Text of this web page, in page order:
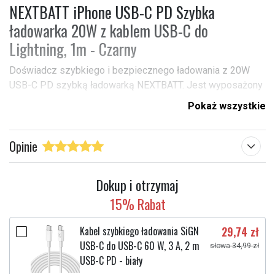
NEXTBATT iPhone USB-C PD Szybka
ładowarka 20W z kablem USB-C do
Lightning, 1m - Czarny
Doświadcz szybkiego i bezpiecznego ładowania z 20W
USB-C PD szybką ładowarką NEXTBATT. Jest wyposażony
w technologię Ładowanie Power Delivery, która zapewnia
urządzeń z złączem Lightning. Kompaktowy i elegancki
design sprawia, że jest idealny zarówno do domu, biura, jak
iPhone 14 Pro Max, iPhone 14 Pro, iPhone 14 Plus, iPhone
14,
iPhone 13 Pro Max, iPhone 13 Pro, iPhone 13, iPhone 13
iPhone 12 Pro Max, iPhone 12 Pro, iPhone 12, iPhone 12
Pokaż wszystkie
Opinie
Dokup i otrzymaj
15% Rabat
Kabel szybkiego ładowania SiGN
USB-C do USB-C 60 W, 3 A, 2 m
USB-C PD - biały
29,74 zł
słowa 34,99 zł